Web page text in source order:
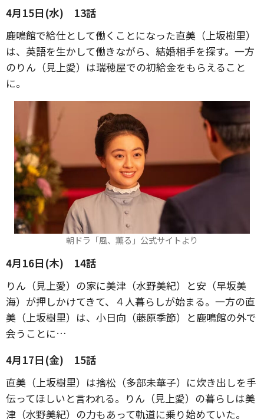
4月15日(水) 13話
鹿鳴館で給仕として働くことになった直美（上坂樹里）
は、英語を生かして働きながら、結婚相手を探す。一方
のりん（見上愛）は瑞穂屋での初給金をもらえること
に。
朝ドラ「風、薫る」公式サイトより
4月16日(木) 14話
りん（見上愛）の家に美津（水野美紀）と安（早坂美
海）が押しかけてきて、４人暮らしが始まる。一方の直
美（上坂樹里）は、小日向（藤原季節）と鹿鳴館の外で
会うことに…
4月17日(金) 15話
直美（上坂樹里）は捨松（多部未華子）に炊き出しを手
伝ってほしいと言われる。りん（見上愛）の暮らしは美
津（水野美紀）の力もあって軌道に乗り始めていた。